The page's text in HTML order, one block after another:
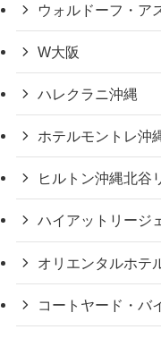
ウォルドーフ・ア
W大阪
ハレクラニ沖縄
ホテルモントレ沖
ヒルトン沖縄北谷
ハイアットリージ
オリエンタルホテ
コートヤード・バ